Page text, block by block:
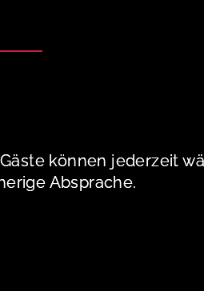
können jederzeit
Absprache.